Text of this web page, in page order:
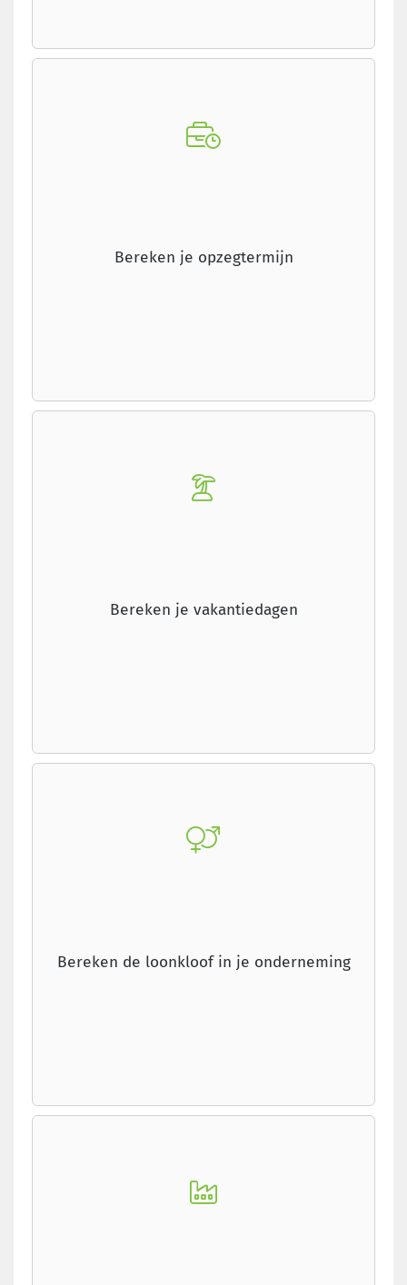
Bereken je opzegtermijn
Bereken je vakantiedagen
Bereken de loonkloof in je onderneming